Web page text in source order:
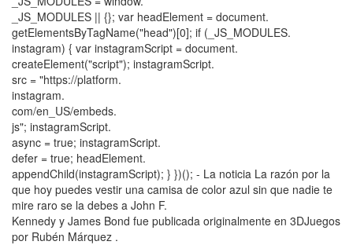
_JS_MODULES || {}; var headElement = document.
getElementsByTagName("head")[0]; if (_JS_MODULES.
instagram) { var instagramScript = document.
createElement("script"); instagramScript.
src = "https://platform.
instagram.
com/en_US/embeds.
js"; instagramScript.
async = true; instagramScript.
defer = true; headElement.
appendChild(instagramScript); } })(); - La noticia La razón por la
que hoy puedes vestir una camisa de color azul sin que nadie te
mire raro se la debes a John F.
Kennedy y James Bond fue publicada originalmente en 3DJuegos
por Rubén Márquez .